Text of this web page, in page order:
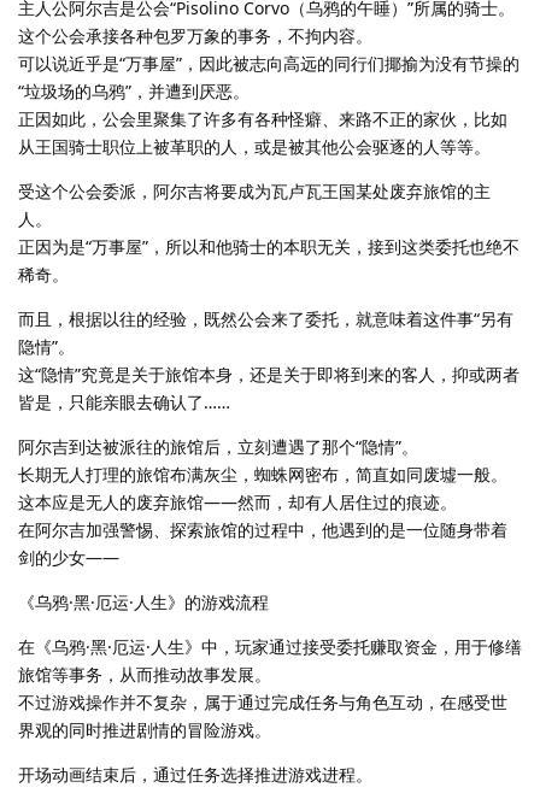
主人公阿尔吉是公会“Pisolino Corvo（乌鸦的午睡）”所属的骑士。
这个公会承接各种包罗万象的事务，不拘内容。
可以说近乎是“万事屋”，因此被志向高远的同行们揶揄为没有节操的
“垃圾场的乌鸦”，并遭到厌恶。
正因如此，公会里聚集了许多有各种怪癖、来路不正的家伙，比如
从王国骑士职位上被革职的人，或是被其他公会驱逐的人等等。
受这个公会委派，阿尔吉将要成为瓦卢瓦王国某处废弃旅馆的主
人。
正因为是“万事屋”，所以和他骑士的本职无关，接到这类委托也绝不
稀奇。
而且，根据以往的经验，既然公会来了委托，就意味着这件事“另有
隐情”。
这“隐情”究竟是关于旅馆本身，还是关于即将到来的客人，抑或两者
皆是，只能亲眼去确认了……
阿尔吉到达被派往的旅馆后，立刻遭遇了那个“隐情”。
长期无人打理的旅馆布满灰尘，蜘蛛网密布，简直如同废墟一般。
这本应是无人的废弃旅馆——然而，却有人居住过的痕迹。
在阿尔吉加强警惕、探索旅馆的过程中，他遇到的是一位随身带着
剑的少女——
《乌鸦·黑·厄运·人生》的游戏流程
在《乌鸦·黑·厄运·人生》中，玩家通过接受委托赚取资金，用于修缮
旅馆等事务，从而推动故事发展。
不过游戏操作并不复杂，属于通过完成任务与角色互动，在感受世
界观的同时推进剧情的冒险游戏。
开场动画结束后，通过任务选择推进游戏进程。